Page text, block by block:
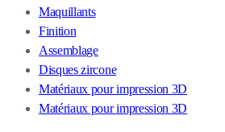
Maquillants
Finition
Assemblage
Disques zircone
Matériaux pour impression 3D
Matériaux pour impression 3D